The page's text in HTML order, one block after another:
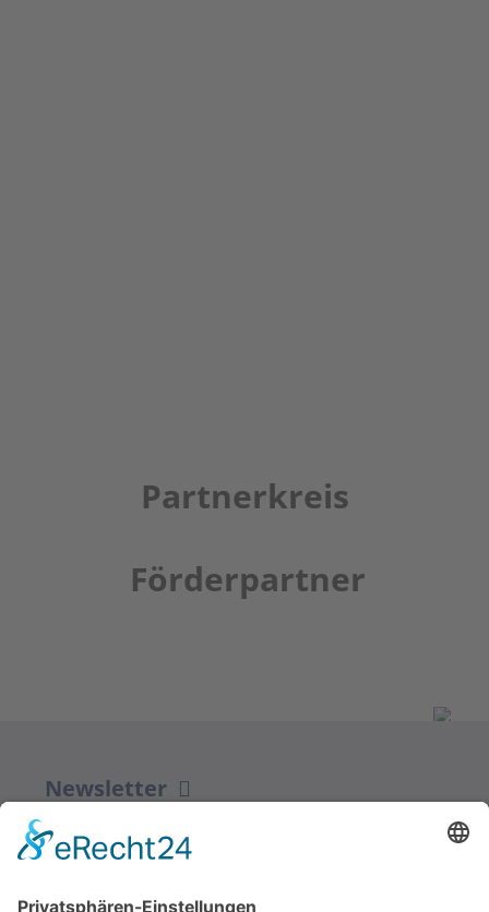
Partnerkreis
Förderpartner
Newsletter
ZUR ANMELDUNG